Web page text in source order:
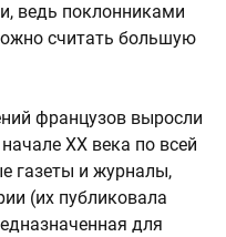
ведь поклонниками
считать большую
французов выросли
XX века по всей
газеты и журналы,
(их публиковала
для